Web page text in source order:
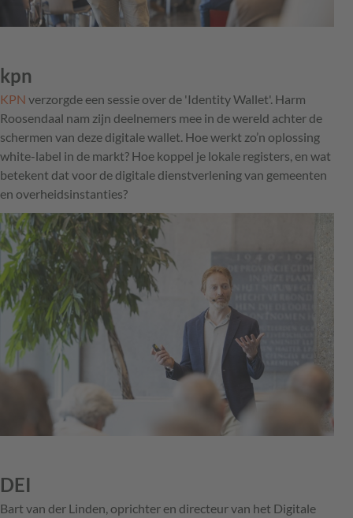
kpn
KPN verzorgde een sessie over de 'Identity Wallet'. Harm
Roosendaal nam zijn deelnemers mee in de wereld achter de
schermen van deze digitale wallet. Hoe werkt zo’n oplossing
white-label in de markt? Hoe koppel je lokale registers, en wat
betekent dat voor de digitale dienstverlening van gemeenten
en overheidsinstanties?
DEI
Bart van der Linden, oprichter en directeur van het Digitale